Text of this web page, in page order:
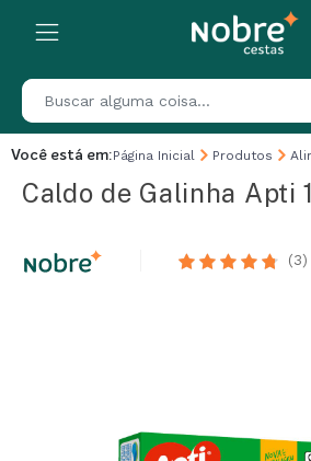
Você está em:Página Inicial Produtos
Caldo de Galinha Apti
(3)